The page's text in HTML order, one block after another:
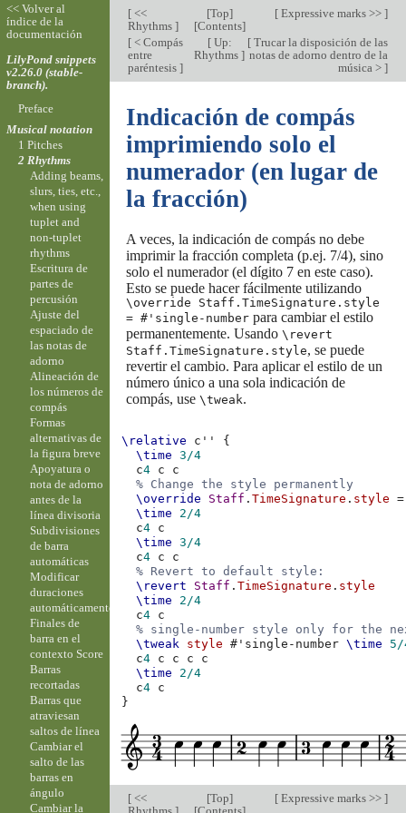
[<<
Rhythms ]
[Top]
[Contents]
[Expressive marks >> ]
[< Compás
entre
paréntesis ]
[Up:
Rhythms]
[Trucar la disposición de las
notas de adorno dentro de la
música > ]
Indicación de compás
imprimiendo solo el
numerador (en lugar de
la fracción)
A veces, la indicación de compás no debe
imprimir la fracción completa (p.ej. 7/4), sino
solo el numerador (el dígito 7 en este caso).
Esto se puede hacer fácilmente utilizando
\override Staff.TimeSignature.style
= #'single-numberpara cambiar el estilo
permanentemente. Usando \revert
Staff.TimeSignature.style, se puede
revertir el cambio. Para aplicar el estilo de un
número único a una sola indicación de
compás, use \tweak.
\relative c''
{
\time
3/4
c4 c
c
% Change the style permanently
\override
Staff .TimeSignature . style
=
\time
2/4
c4 c
\time
3/4
c4 c
c
% Revert to default style:
\revert
Staff .TimeSignature . style
\time
2/4
c4 c
% single-number style only for the
\tweak style # 'single-number \time
5/
c4 c c c
c
\time
2/4
c4 c
}
[<<
[Top]
[Expressive marks >> ]
<< Volver al
índice de la
documentación
LilyPond snippets
v2.26.0 (stable-
branch).
Preface
Musical notation
1 Pitches
2 Rhythms
Adding beams,
slurs, ties, etc.,
when using
tuplet and
non-tuplet
rhythms
Escritura de
partes de
percusión
Ajuste del
espaciado de
las notas de
adorno
Alineación de
los números de
compás
Formas
alternativas de
la figura breve
Apoyatura o
nota de adorno
antes de la
línea divisoria
Subdivisiones
de barra
automáticas
Modificar
duraciones
automáticamente
Finales de
barra en el
contexto Score
Barras
recortadas
Barras que
atraviesan
saltos de línea
Cambiar el
salto de las
barras en
ángulo
Cambiar la